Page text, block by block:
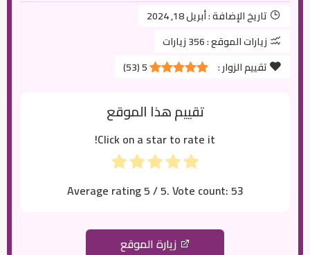
تاريخ الإضافة :أبريل 18, 2024
زيارات الموقع :356 زيارات
تقييم الزوار :
5
(
53
)
تقييم هذا الموقع
Click on a star to rate it!
Average rating5/ 5. Vote count:53
زيارة الموقع